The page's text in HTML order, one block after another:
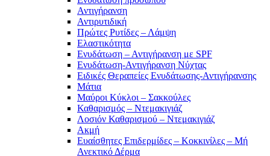
Αντιγήρανση
Αντιρυτιδική
Πρώτες Ρυτίδες – Λάμψη
Ελαστικότητα
Ενυδάτωση – Αντιγήρανση με SPF
Ενυδάτωση-Αντιγήρανση Νύχτας
Ειδικές Θεραπείες Ενυδάτωσης-Αντιγήρανσης
Μάτια
Μαύροι Κύκλοι – Σακκούλες
Καθαρισμός – Ντεμακιγιάζ
Λοσιόν Καθαρισμού – Ντεμακιγιάζ
Ακμή
Ευαίσθητες Επιδερμίδες – Κοκκινίλες – Μή
Ανεκτικό Δέρμα